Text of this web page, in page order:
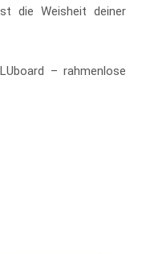
die Weisheit deiner
– rahmenlose